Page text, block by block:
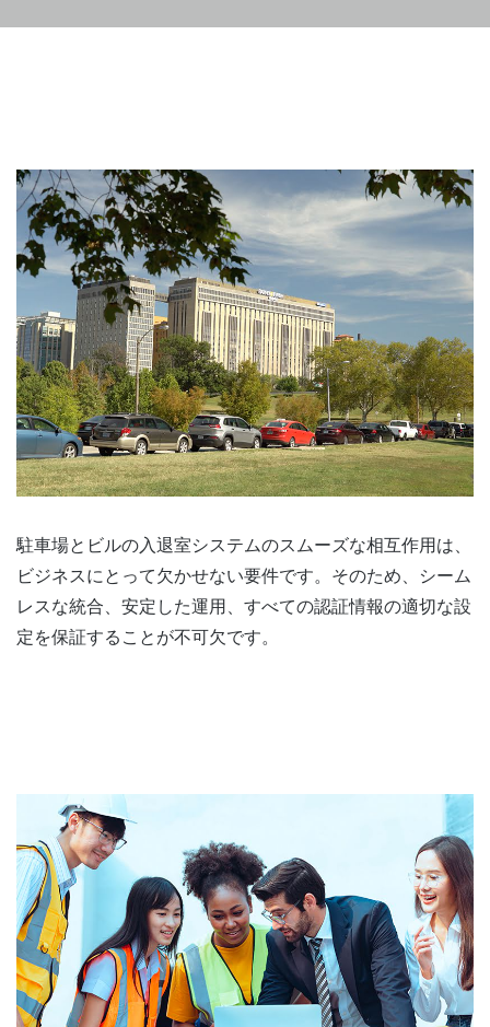
駐車場とビルの入退室システムのスムーズな相互作用は、
ビジネスにとって欠かせない要件です。そのため、シーム
レスな統合、安定した運用、すべての認証情報の適切な設
定を保証することが不可欠です。